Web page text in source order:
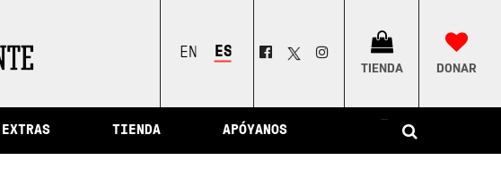
ENGLISHESPAÑOL
TIENDA DONAR
EXTRAS TIENDA APÓYANOS
–